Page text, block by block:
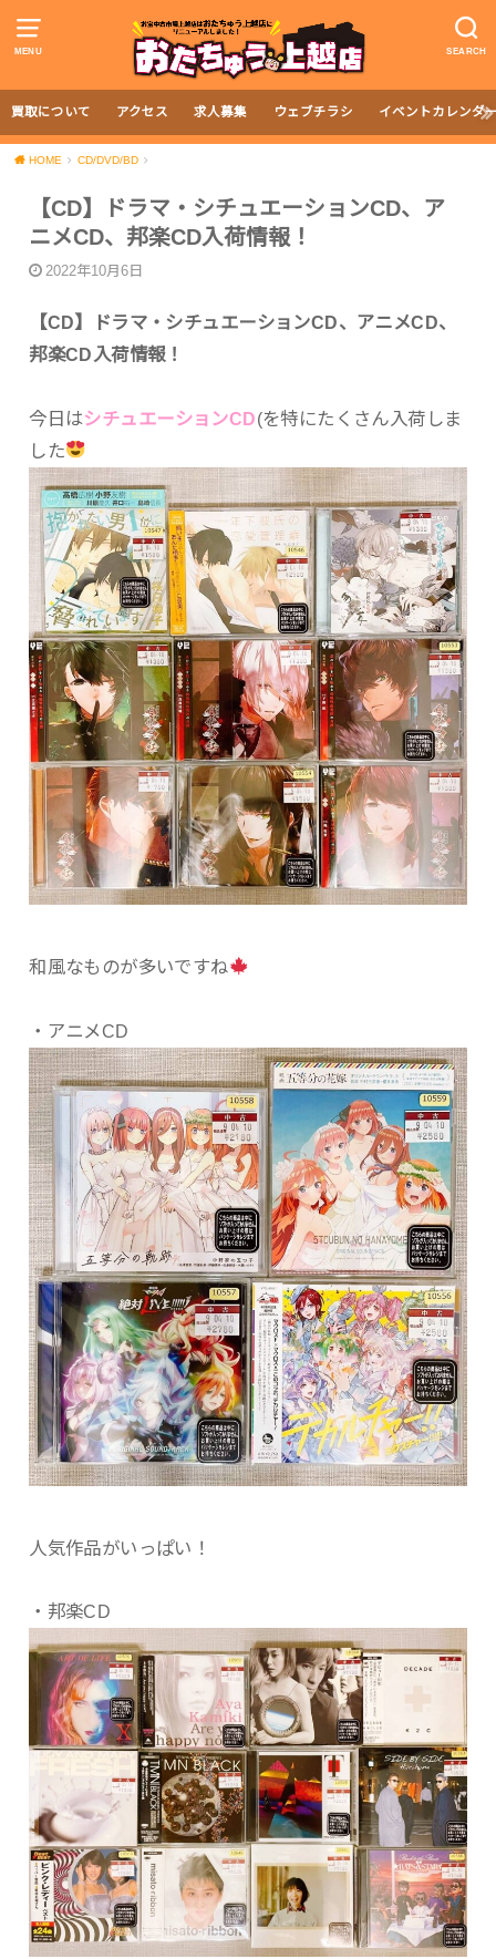
MENU SEARCH
買取について アクセス 求人募集 ウェブチラシ イベントカレンダ
HOME CD/DVD/BD
【CD】ドラマ・シチュエーションCD、ア
ニメCD、邦楽CD入荷情報！
2022年10月6日
【CD】ドラマ・シチュエーションCD、アニメCD、
邦楽CD入荷情報！
今日はシチュエーションCD(を特にたくさん入荷しま
した
和風なものが多いですね
・アニメCD
人気作品がいっぱい！
・邦楽CD